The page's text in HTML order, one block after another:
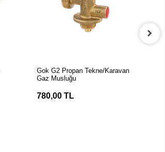
Gok G2 Propan Tekne/Karavan
Gaz Musluğu
780,00 TL